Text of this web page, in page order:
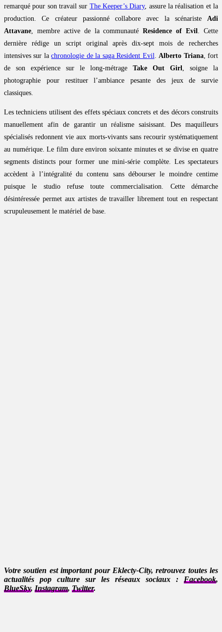
remarqué pour son travail sur The Keeper’s Diary, assure la réalisation et la
production. Ce créateur passionné collabore avec la scénariste Adi
Attavane , membre active de la communautéResidence of Evil . Cette
dernière rédige un script original après dix-sept mois de recherches
intensives sur lachronologie de la saga Resident Evil Alberto Triana, fort
de son expérience sur le long-métrage Take Out Girl , soigne la
photographie pour restituer l’ambiance pesante des jeux de survie
classiques.
Les techniciens utilisent des effets spéciaux concrets et des décors construits
manuellement afin de garantir un réalisme saisissant. Des maquilleurs
spécialisés redonnent vie aux morts-vivants sans recourir systématiquement
au numérique. Le film dure environ soixante minutes et se divise en quatre
segments distincts pour former une mini-série complète. Les spectateurs
accèdent à l’intégralité du contenu sans débourser le moindre centime
puisque le studio refuse toute commercialisation. Cette démarche
désintéressée permet aux artistes de travailler librement tout en respectant
scrupuleusement le matériel de base.
Votre soutien est important pour Eklecty-City, retrouvez toutes les
actualités pop culture sur les réseaux sociaux : Facebook,
BlueSky, Instagram, Twitter.